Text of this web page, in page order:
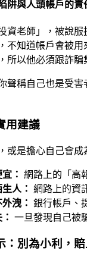
阱與人頭帳戶的責
資老師」，被說
不知道帳戶會被
所以他必須跟詐
聲稱自己也是受
用建議
或是擔心自己會成
： 網路上的「高
人： 網路上的資
洩： 銀行帳戶、
一旦發現自己被
別為小利，賠